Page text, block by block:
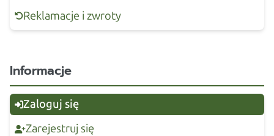
Reklamacje i zwroty
Informacje
Zaloguj się
Zarejestruj się